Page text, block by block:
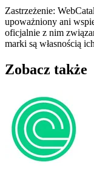
Zastrzeżenie:
upoważniony ani
oficjalnie z nim
marki są własnością
Zobacz także